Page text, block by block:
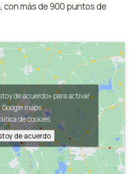
con más de 900 puntos de
de acuerdo» para activar
Google maps
de cookies
de acuerdo